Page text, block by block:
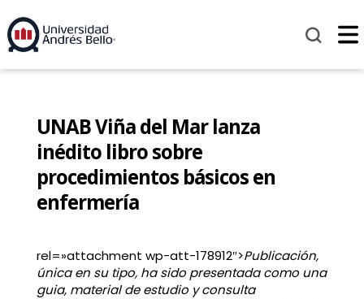
UNAB Viña del Mar lanza
inédito libro sobre
procedimientos básicos en
enfermería
rel=»attachment wp-att-178912″>Publicación,
única en su tipo, ha sido presentada como una
guia, material de estudio y consulta